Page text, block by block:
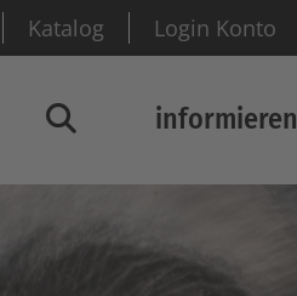
Katalog Login Konto
Suchfensterinformieren